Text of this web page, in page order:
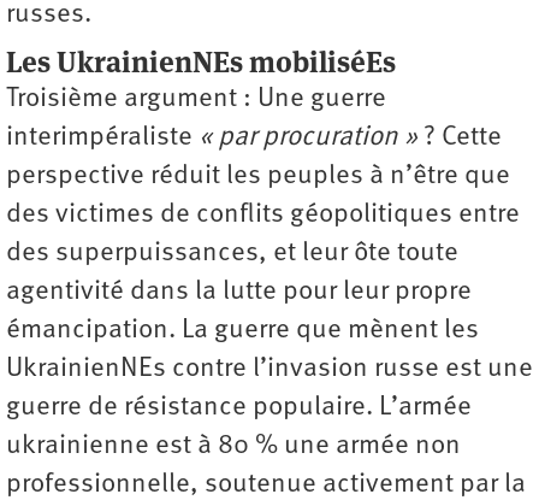
russes.
Les UkrainienNEs mobiliséEs
Troisième argument : Une guerre
interimpéraliste « par procuration » ? Cette
perspective réduit les peuples à n’être que
des victimes de conflits géopolitiques entre
des superpuissances, et leur ôte toute
agentivité dans la lutte pour leur propre
émancipation. La guerre que mènent les
UkrainienNEs contre l’invasion russe est une
guerre de résistance populaire. L’armée
ukrainienne est à 80 % une armée non
professionnelle, soutenue activement par la